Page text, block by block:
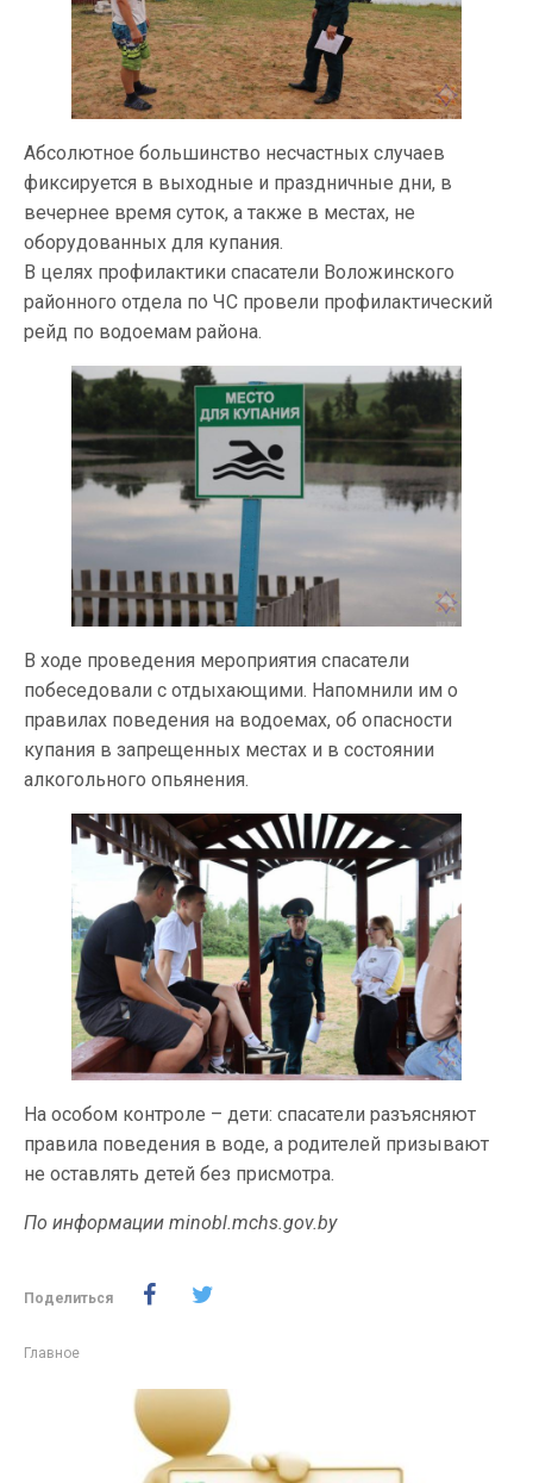
Абсолютное большинство несчастных случаев
фиксируется в выходные и праздничные дни, в
вечернее время суток, а также в местах, не
оборудованных для купания.
В целях профилактики спасатели Воложинского
районного отдела по ЧС провели профилактический
рейд по водоемам района.
В ходе проведения мероприятия спасатели
побеседовали с отдыхающими. Напомнили им о
правилах поведения на водоемах, об опасности
купания в запрещенных местах и в состоянии
алкогольного опьянения.
На особом контроле – дети: спасатели разъясняют
правила поведения в воде, а родителей призывают
не оставлять детей без присмотра.
По информации minobl.mchs.gov.by
Поделиться
Главное